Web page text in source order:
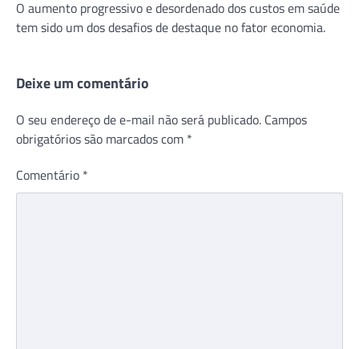
O aumento progressivo e desordenado dos custos em saúde
tem sido um dos desafios de destaque no fator economia.
Deixe um comentário
O seu endereço de e-mail não será publicado. Campos
obrigatórios são marcados com *
Comentário *